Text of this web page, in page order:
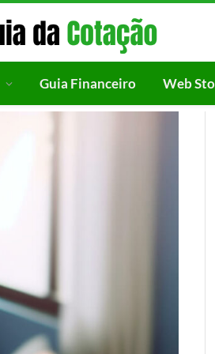
Guia Financeiro Web